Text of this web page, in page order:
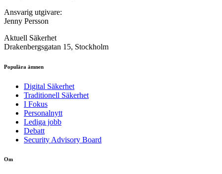
Ansvarig utgivare:
Jenny Persson
Aktuell Säkerhet
Drakenbergsgatan 15, Stockholm
Populära ämnen
Digital Säkerhet
Traditionell Säkerhet
I Fokus
Personalnytt
Lediga jobb
Debatt
Security Advisory Board
Om